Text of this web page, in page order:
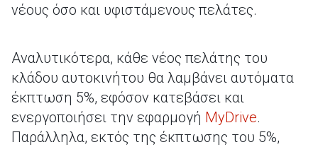
νέους όσο και υφιστάμενους πελάτες.
Αναλυτικότερα, κάθε νέος πελάτης του
κλάδου αυτοκινήτου θα λαμβάνει αυτόματα
έκπτωση 5%, εφόσον κατεβάσει και
ενεργοποιήσει την εφαρμογή MyDrive.
Παράλληλα, εκτός της έκπτωσης του 5%,